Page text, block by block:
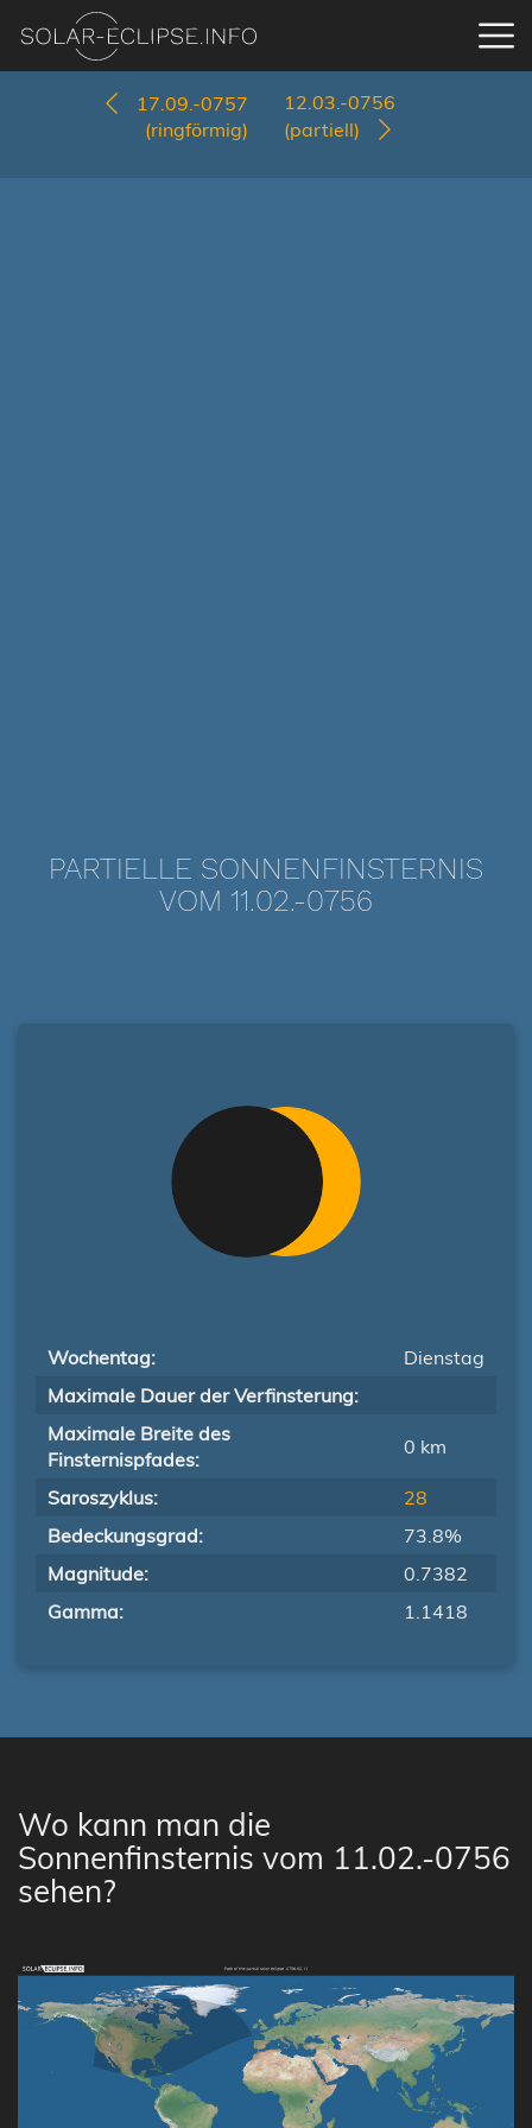
17.09.-0757
(ringförmig)
12.03.-0756
(partiell)
PARTIELLE SONNENFINSTERNIS
VOM 11.02.-0756
Wochentag:
Dienstag
Maximale Dauer der Verfinsterung:
Maximale Breite des
Finsternispfades:
0 km
Saroszyklus:
28
Bedeckungsgrad:
73.8%
Magnitude:
0.7382
Gamma:
1.1418
Wo kann man die
Sonnenfinsternis vom 11.02.-0756
sehen?